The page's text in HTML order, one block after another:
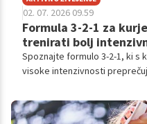
02. 07. 2026 09.59
Formula 3-2-1 za
trenirati bolj
Spoznajte formulo 3-2-1, ki s
visoke intenzivnosti